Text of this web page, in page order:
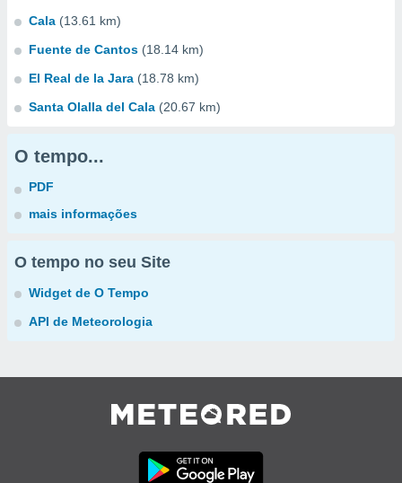
Cala (13.61 km)
Fuente de Cantos (18.14 km)
El Real de la Jara (18.78 km)
Santa Olalla del Cala (20.67 km)
O tempo...
PDF
mais informações
O tempo no seu Site
Widget de O Tempo
API de Meteorologia